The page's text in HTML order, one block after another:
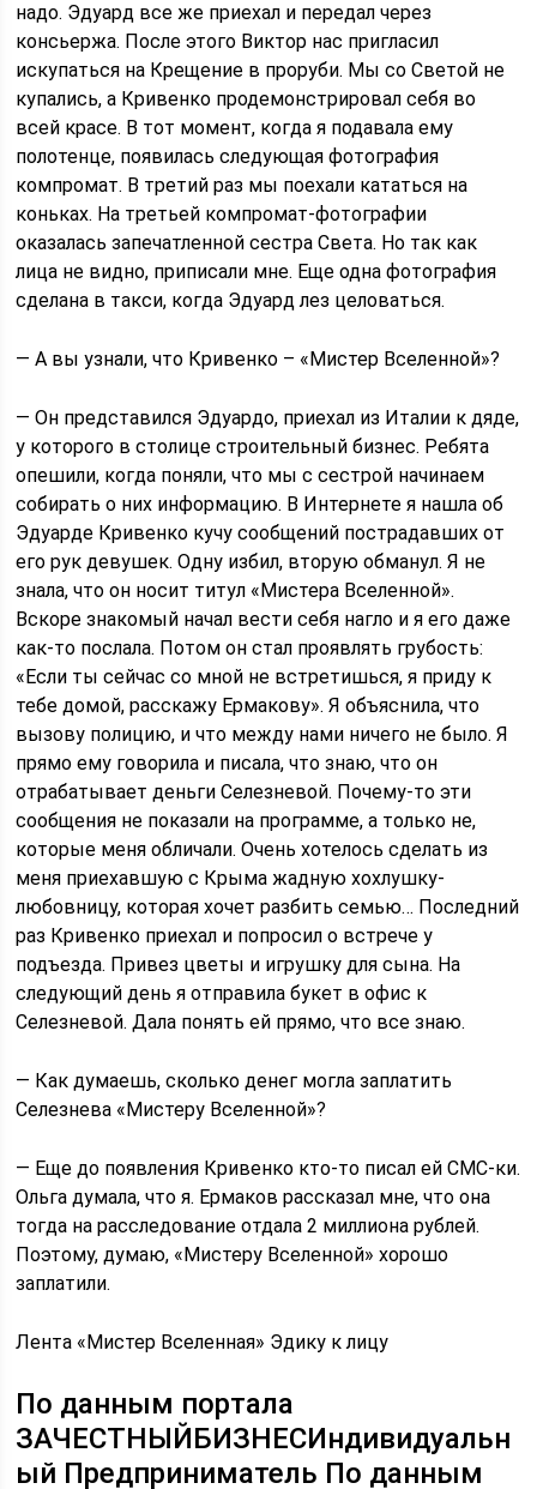
надо. Эдуард все же приехал и передал через
консьержа. После этого Виктор нас пригласил
искупаться на Крещение в проруби. Мы со Светой не
купались, а Кривенко продемонстрировал себя во
всей красе. В тот момент, когда я подавала ему
полотенце, появилась следующая фотография
компромат. В третий раз мы поехали кататься на
коньках. На третьей компромат-фотографии
оказалась запечатленной сестра Света. Но так как
лица не видно, приписали мне. Еще одна фотография
сделана в такси, когда Эдуард лез целоваться.
— А вы узнали, что Кривенко – «Мистер Вселенной»?
— Он представился Эдуардо, приехал из Италии к дяде,
у которого в столице строительный бизнес. Ребята
опешили, когда поняли, что мы с сестрой начинаем
собирать о них информацию. В Интернете я нашла об
Эдуарде Кривенко кучу сообщений пострадавших от
его рук девушек. Одну избил, вторую обманул. Я не
знала, что он носит титул «Мистера Вселенной».
Вскоре знакомый начал вести себя нагло и я его даже
как-то послала. Потом он стал проявлять грубость:
«Если ты сейчас со мной не встретишься, я приду к
тебе домой, расскажу Ермакову». Я объяснила, что
вызову полицию, и что между нами ничего не было. Я
прямо ему говорила и писала, что знаю, что он
отрабатывает деньги Селезневой. Почему-то эти
сообщения не показали на программе, а только не,
которые меня обличали. Очень хотелось сделать из
меня приехавшую с Крыма жадную хохлушку-
любовницу, которая хочет разбить семью… Последний
раз Кривенко приехал и попросил о встрече у
подъезда. Привез цветы и игрушку для сына. На
следующий день я отправила букет в офис к
Селезневой. Дала понять ей прямо, что все знаю.
— Как думаешь, сколько денег могла заплатить
Селезнева «Мистеру Вселенной»?
— Еще до появления Кривенко кто-то писал ей СМС-ки.
Ольга думала, что я. Ермаков рассказал мне, что она
тогда на расследование отдала 2 миллиона рублей.
Поэтому, думаю, «Мистеру Вселенной» хорошо
заплатили.
Лента «Мистер Вселенная» Эдику к лицу
По данным портала
ЗАЧЕСТНЫЙБИЗНЕСИндивидуальн
ый Предприниматель По данным